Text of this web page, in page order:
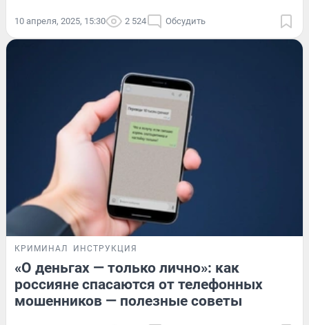
10 апреля, 2025, 15:30 2 524 Обсудить
КРИМИНАЛ ИНСТРУКЦИЯ
«О деньгах — только лично»: как
россияне спасаются от телефонных
мошенников — полезные советы